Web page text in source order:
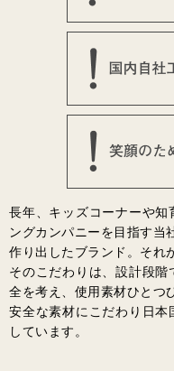
長年、キッズコーナーや知
ングカンパニーを目指す当
作り出したブランド。それ
そのこだわりは、設計段
全を考え、使用素材ひとつ
安全な素材にこだわり日本
しています。